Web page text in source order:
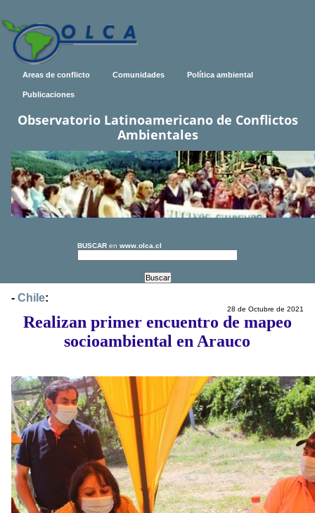
Areas de conflicto Comunidades Política ambiental
Publicaciones
Observatorio Latinoamericano de Conflictos
Ambientales
BUSCAR en www.olca.cl
- Chile:
28 de Octubre de 2021
Realizan primer encuentro de mapeo
socioambiental en Arauco